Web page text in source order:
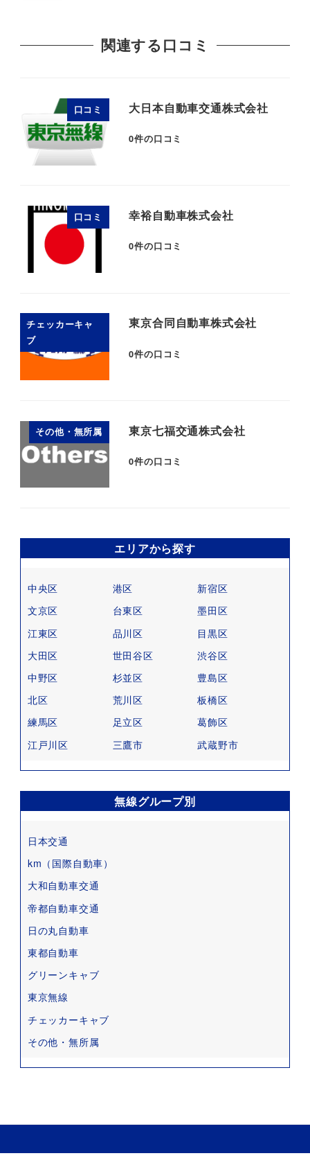
関連する口コミ
口コミ 大日本自動車交通株式会社
0件の口コミ
口コミ 幸裕自動車株式会社
0件の口コミ
チェッカーキャ
ブ
東京合同自動車株式会社
0件の口コミ
その他・無所属 東京七福交通株式会社
0件の口コミ
エリアから探す
中央区 港区
新宿区
文京区
台東区
墨田区
江東区
品川区
目黒区
大田区
世田谷区
渋谷区
中野区
杉並区
豊島区
北区
荒川区
板橋区
練馬区
足立区
葛飾区
江戸川区
三鷹市 武蔵野市
無線グループ別
日本交通
km（国際自動車）
大和自動車交通
帝都自動車交通
日の丸自動車
東都自動車
グリーンキャブ
東京無線
チェッカーキャブ
その他・無所属
Copyright © 2022 タクコミ All Rights Reserved.